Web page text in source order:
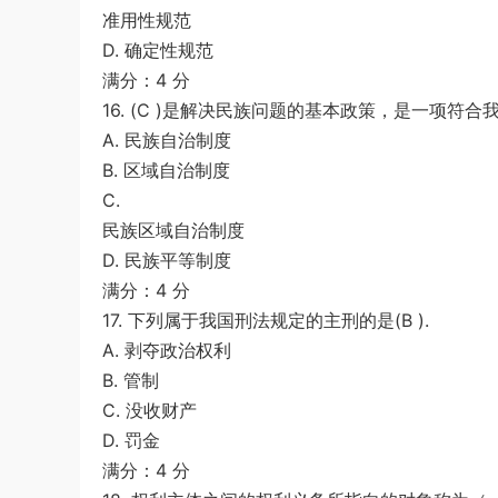
准用性规范
D. 确定性规范
满分：4 分
16. (C )是解决民族问题的基本政策，是一项符合
A. 民族自治制度
B. 区域自治制度
C.
民族区域自治制度
D. 民族平等制度
满分：4 分
17. 下列属于我国刑法规定的主刑的是(B ).
A. 剥夺政治权利
B. 管制
C. 没收财产
D. 罚金
满分：4 分